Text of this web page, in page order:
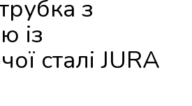
з
із
сталі JURA